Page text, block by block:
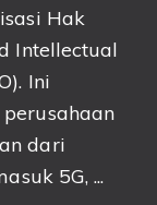
Hak
Intellectual
Ini
dari
5G, ...